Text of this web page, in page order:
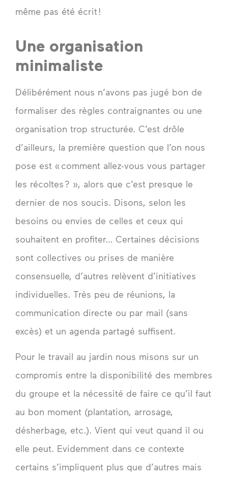
même pas été écrit !
Une organisation
minimaliste
Délibérément nous n’avons pas jugé bon de
formaliser des règles contraignantes ou une
organisation trop structurée. C’est drôle
d’ailleurs, la première question que l’on nous
pose est « comment allez-vous vous partager
les récoltes ? », alors que c’est presque le
dernier de nos soucis. Disons, selon les
besoins ou envies de celles et ceux qui
souhaitent en profiter… Certaines décisions
sont collectives ou prises de manière
consensuelle, d’autres relèvent d’initiatives
individuelles. Très peu de réunions, la
communication directe ou par mail (sans
excès) et un agenda partagé suffisent.
Pour le travail au jardin nous misons sur un
compromis entre la disponibilité des membres
du groupe et la nécessité de faire ce qu’il faut
au bon moment (plantation, arrosage,
désherbage, etc.). Vient qui veut quand il ou
elle peut. Evidemment dans ce contexte
certains s’impliquent plus que d’autres mais